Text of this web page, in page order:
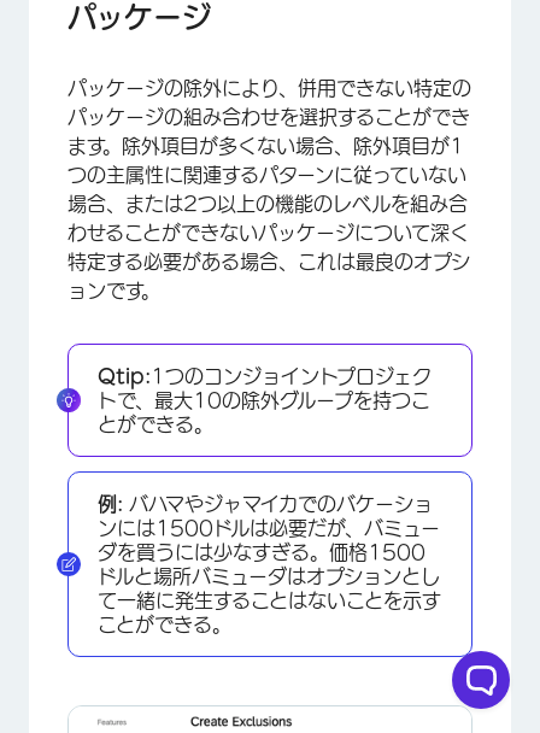
×
パッケージ
パッケージの除外により、併用できない特定の
パッケージの組み合わせを選択することができ
ます。除外項目が多くない場合、除外項目が1
つの主属性に関連するパターンに従っていない
場合、または2つ以上の機能のレベルを組み合
わせることができないパッケージについて深く
特定する必要がある場合、これは最良のオプシ
ョンです。
Qtip: 1つのコンジョイントプロジェク
トで、最大10の除外グループを持つこ
とができる。
例: バハマやジャマイカでのバケーショ
ンには1500ドルは必要だが、バミュー
ダを買うには少なすぎる。価格1500
ドルと場所バミューダはオプションとし
て一緒に発生することはないことを示す
ことができる。